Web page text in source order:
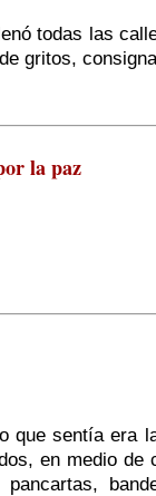
todas las
gritos,
la paz
que sentía era
en medio de